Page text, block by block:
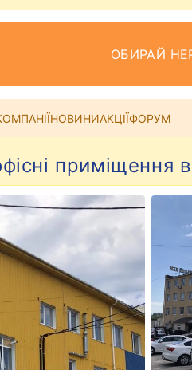
ОБИРАЙ
НОВИНИАКЦІЇФОРУМ
приміщення